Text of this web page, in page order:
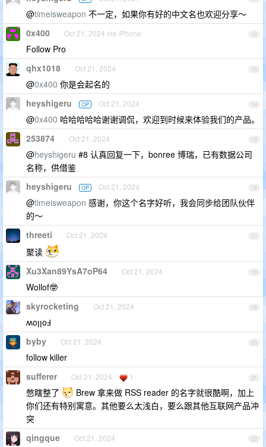
@timeisweapon 不一定，如果你有好的中文名也欢迎分享～
12
0x400 Oct 21, 2024 via iPhone
Follow Pro
13
qhx1018 Oct 21, 2024
@0x400 你是会起名的
14
heyshigeru OP Oct 21, 2024
@0x400 哈哈哈哈哈谢谢调侃，欢迎到时候来体验我们的产品。
15
253874 Oct 21, 2024
@heyshigeru #8 认真回复一下，bonree 博瑞，已有数据公司
名称，供借鉴
16
heyshigeru OP Oct 21, 2024
@timeisweapon 感谢，你这个名字好听，我会同步给团队伙伴
的～
17
threeti Oct 21, 2024
聚读
18
Xu3Xan89YsA7oP64 Oct 21, 2024
Wollof🤓
19
skyrocketing Oct 21, 2024
ʍoןןoℲ
20
byby Oct 21, 2024
follow killer
21
sufferer Oct 21, 2024 1
憋瞎整了
Brew 拿来做 RSS reader 的名字就很酷啊，加上
你们还有特别寓意。其他要么太浅白，要么跟其他互联网产品冲
突
22
qingque Oct 21, 2024